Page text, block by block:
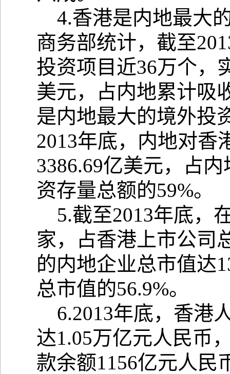
4.香港是内地最大
商务部统计，截至
投资项目近36万个，
美元，占内地累计吸
是内地最大的境外投
2013年底，内地对香
3386.69亿美元，占
资存量总额的59%。
5.截至2013年底，
家，占香港上市公司
的内地企业总市值达
总市值的56.9%。
6.2013年底，香港
达1.05万亿元人民币
款余额1156亿元人民